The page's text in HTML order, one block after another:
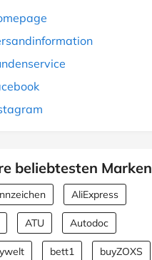
beliebtesten Marken
AliExpress
ATU Autodoc
bett1 buyZOXS